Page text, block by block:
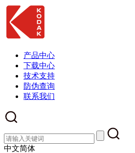
产品中心
下载中心
技术支持
防伪查询
联系我们
中文简体